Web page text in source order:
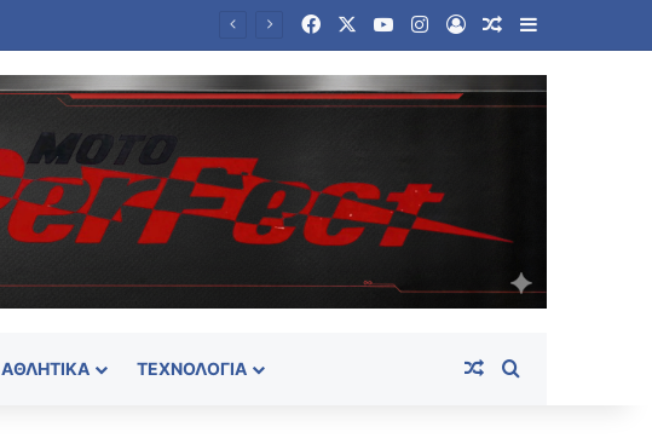
FacebookYouTubeInstagram
Log InRandom Article
Sidebar
ΑΘΛΗΤΙΚΆ ΤΕΧΝΟΛΟΓΊΑ Random Article